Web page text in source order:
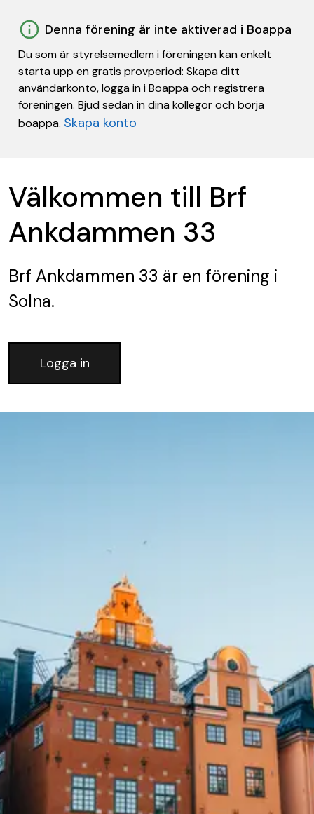
Denna förening är inte aktiverad i Boappa
Du som är styrelsemedlem i föreningen kan enkelt
starta upp en gratis provperiod: Skapa ditt
användarkonto, logga in i Boappa och registrera
föreningen. Bjud sedan in dina kollegor och börja
boappa. Skapa konto
Välkommen till Brf
Ankdammen 33
Brf Ankdammen 33 är en förening i
Solna.
Logga in